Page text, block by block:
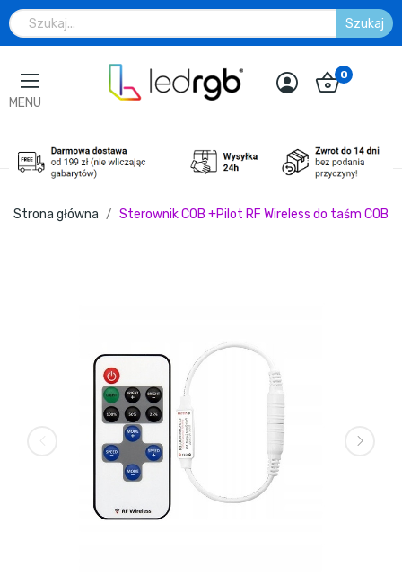
Szukaj
0
MENU
Strona główna Sterownik COB +Pilot RF Wireless do taśm COB